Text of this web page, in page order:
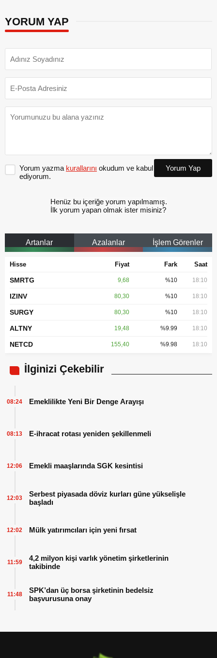
YORUM YAP
Yorum yazma kurallarını okudum ve kabul
ediyorum.
Yorum Yap
Henüz bu içeriğe yorum yapılmamış.
İlk yorum yapan olmak ister misiniz?
Artanlar Azalanlar İşlem Görenler
Hisse Fiyat Fark Saat
SMRTG 9,68 %10 18:10
IZINV 80,30 %10 18:10
SURGY 80,30 %10 18:10
ALTNY 19,48 %9.99 18:10
NETCD 155,40 %9.98 18:10
İlginizi Çekebilir
Emeklilikte Yeni Bir Denge Arayışı
08:24
E-ihracat rotası yeniden şekillenmeli
08:13
Emekli maaşlarında SGK kesintisi
12:06
Serbest piyasada döviz kurları güne yükselişle
başladı
12:03
Mülk yatırımcıları için yeni fırsat
12:02
4,2 milyon kişi varlık yönetim şirketlerinin
takibinde
11:59
SPK’dan üç borsa şirketinin bedelsiz
başvurusuna onay
11:48